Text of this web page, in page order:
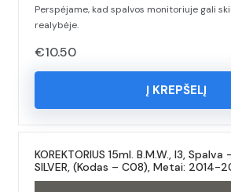
Perspėjame, kad spalvos monitoriuje gali
realybėje.
€10.50
Į KREPŠELĮ
KOREKTORIUS 15ml. B.M.W., I3, Spalva
SILVER, (Kodas – C08), Metai: 2014-